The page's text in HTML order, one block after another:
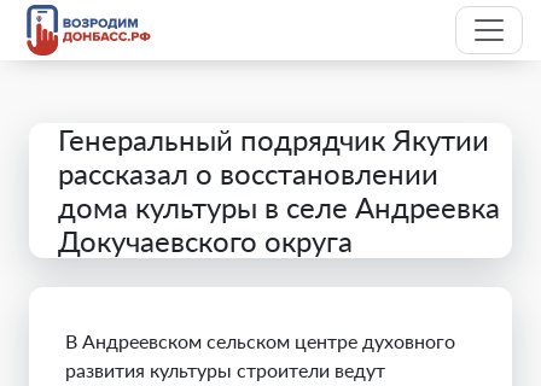
Генеральный подрядчик Якутии
рассказал о восстановлении
дома культуры в селе Андреевка
Докучаевского округа
В Андреевском сельском центре духовного
развития культуры строители ведут